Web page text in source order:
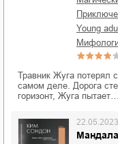
young
Травник Жуга потерял
самом деле. Дорога
горизонт, Жуга пытает…
Мандала